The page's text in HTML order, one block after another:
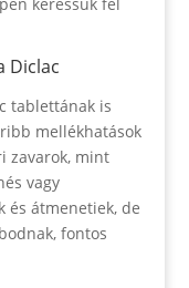
Diclac
tablettának is
mellékhatások
zavarok, mint
vagy
és átmenetiek, de
fontos